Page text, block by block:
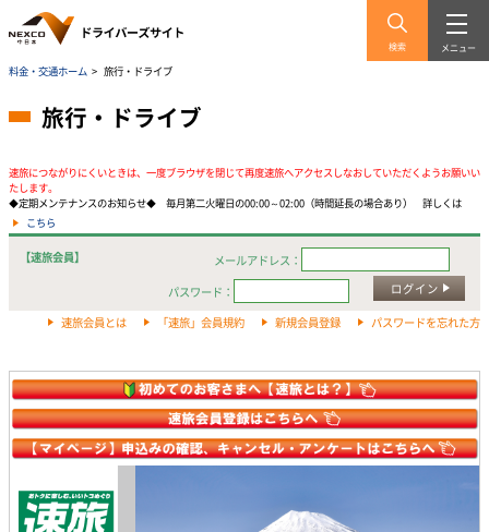
検索 メニュー
料金・交通ホーム > 旅行・ドライブ
旅行・ドライブ
速旅につながりにくいときは、一度ブラウザを閉じて再度速旅へアクセスしなおしていただくようお願いい
たします。
◆定期メンテナンスのお知らせ◆ 毎月第二火曜日の00:00～02:00（時間延長の場合あり） 詳しくは
こちら
【速旅会員】
メールアドレス：
パスワード：
ログイン
速旅会員とは 「速旅」会員規約 新規会員登録 パスワードを忘れた方